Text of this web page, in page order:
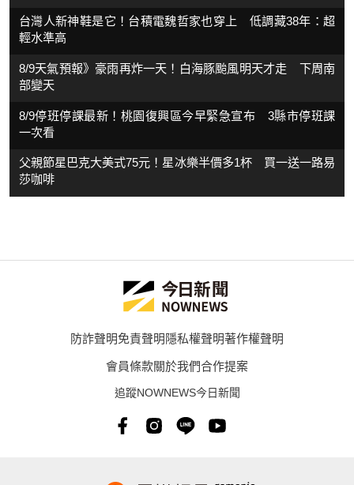
台灣人新神鞋是它！台積電魏哲家也穿上 低調藏38年：超
輕水準高
8/9天氣預報》豪雨再炸一天！白海豚颱風明天才走 下周南
部變天
8/9停班停課最新！桃園復興區今早緊急宣布 3縣市停班課
一次看
父親節星巴克大美式75元！星冰樂半價多1杯 買一送一路易
莎咖啡
防詐聲明免責聲明隱私權聲明著作權聲明
會員條款關於我們合作提案
追蹤NOWNEWS今日新聞